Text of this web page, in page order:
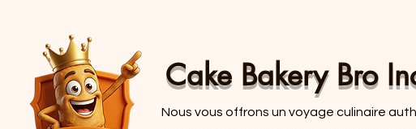
Cake Bakery Bro
Nous vous offrons un voyage culinaire